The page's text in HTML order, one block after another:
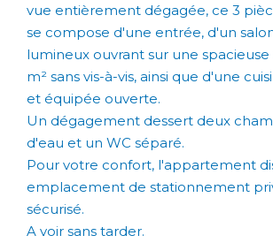
vue entièrement dégagée, ce 3
se compose d'une entrée, d'un
lumineux ouvrant sur une spacieuse
m² sans vis-à-vis, ainsi que d'une
et équipée ouverte.
Un dégagement dessert deux
d'eau et un WC séparé.
Pour votre confort, l'appartement
emplacement de stationnement
sécurisé.
A voir sans tarder.